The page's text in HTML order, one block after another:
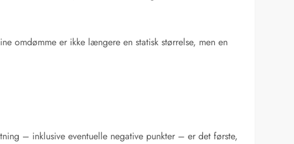
omdømme er ikke længere en statisk størrelse, men en
– inklusive eventuelle negative punkter – er det første,